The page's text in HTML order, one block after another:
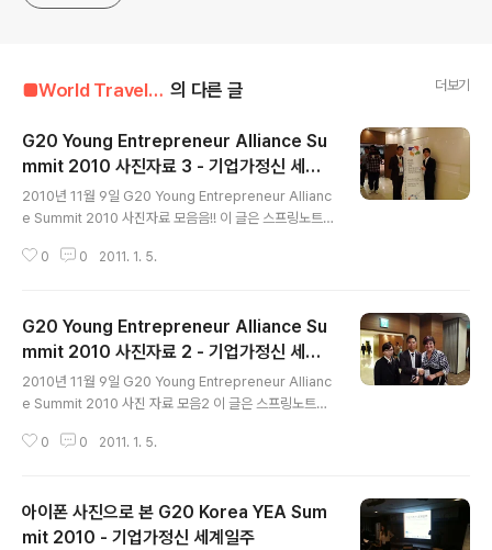
■World Travel■■■/#00 G20 YEA Summit 의 다른 글 더보기
G20 Young Entrepreneur Alliance Su
mmit 2010 사진자료 3 - 기업가정신 세계
일주
2010년 11월 9일 G20 Young Entrepreneur Allianc
e Summit 2010 사진자료 모음음!! 이 글은 스프링노트
0 0 2011. 1. 5.
G20 Young Entrepreneur Alliance Su
mmit 2010 사진자료 2 - 기업가정신 세계
일주
2010년 11월 9일 G20 Young Entrepreneur Allianc
e Summit 2010 사진 자료 모음2 이 글은 스프링노트에
0 0 2011. 1. 5.
아이폰 사진으로 본 G20 Korea YEA Sum
mit 2010 - 기업가정신 세계일주